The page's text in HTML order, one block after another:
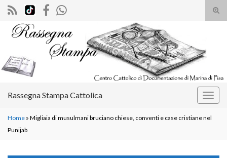
il
Search for:
Rassegna Stampa Cattolica
Home » Migliaia di musulmani bruciano chiese, conventi e case cristiane nel
Punijab